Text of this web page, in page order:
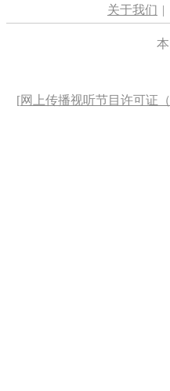
关于我们 |
[网上传播视听节目许可证（